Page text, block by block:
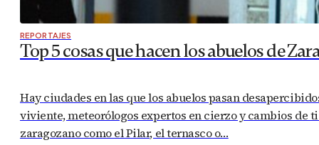
REPORTAJES
Top 5 cosas que hacen los abuelos de
Hay ciudades en las que los abuelos pasan
viviente, meteorólogos expertos en cierzo y cambios de
zaragozano como el Pilar, el ternasco o…